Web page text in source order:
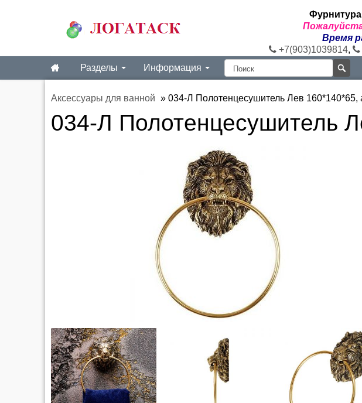
Фурнитура
Время
+7(903)1039814,
Разделы
Информация
Аксессуары для ванной » 034-Л Полотенцесушитель Лев 160*140*65,
034-Л Полотенцесушитель